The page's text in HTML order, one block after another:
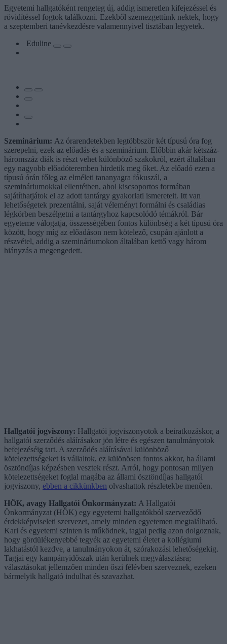
Egyetemi hallgatóként rengeteg új, addig ismeretlen kifejezéssel és
rövidítéssel fogtok találkozni. Ezekből szemezgettünk nektek, hogy
a szeptemberi tanévkezdésre valamennyivel tisztában legyetek.
Eduline
Szeminárium: Az órarendetekben legtöbbször két típusú óra fog
szerepelni, ezek az előadás és a szeminárium. Előbbin akár kétszáz-
háromszáz diák is részt vehet különböző szakokról, ezért általában
egy nagyobb előadóteremben hirdetik meg őket. Az előadó ezen a
típusú órán főleg az elméleti tananyagra fókuszál, a
szemináriumokkal ellentétben, ahol kiscsoportos formában
sajátíthatjátok el az adott tantárgy gyakorlati ismereteit. Itt van
lehetőségetek prezentálni, saját véleményt formálni és családias
légkörben beszélgetni a tantárgyhoz kapcsolódó témákról. Bár
egyeteme válogatja, összességében fontos különbség a két típusú óra
között, hogy míg az előadáson nem kötelező, csupán ajánlott a
részvétel, addig a szemináriumokon általában kettő vagy három
hiányzás a megengedett.
Hallgatói jogviszony: Hallgatói jogviszonyotok a beiratkozáskor, a
hallgatói szerződés aláírásakor jön létre és egészen tanulmányotok
befejezéséig tart. A szerződés aláírásával különböző
kötelezettségeket is vállaltok, ez különösen fontos akkor, ha állami
ösztöndíjas képzésben vesztek részt. Arról, hogy pontosan milyen
kötelezettségeket foglal magába az állami ösztöndíjas hallgatói
jogviszony, ebben a cikkünkben olvashattok részletekbe menően.
HÖK, avagy Hallgatói Önkormányzat: A Hallgatói
Önkormányzat (HÖK) egy egyetemi hallgatókból szerveződő
érdekképviseleti szervezet, amely minden egyetemen megtalálható.
Kari és egyetemi szinten is működnek, tagjai pedig azon dolgoznak,
hogy gördülékenyebbé tegyék az egyetemi életet a kollégiumi
lakhatástól kezdve, a tanulmányokon át, szórakozási lehetőségekig.
Tagjai egy kampányidőszak után kerülnek megválasztásra;
választásokat jellemzően minden őszi félévben szerveznek, ezeken
bármelyik hallgató indulhat és szavazhat.